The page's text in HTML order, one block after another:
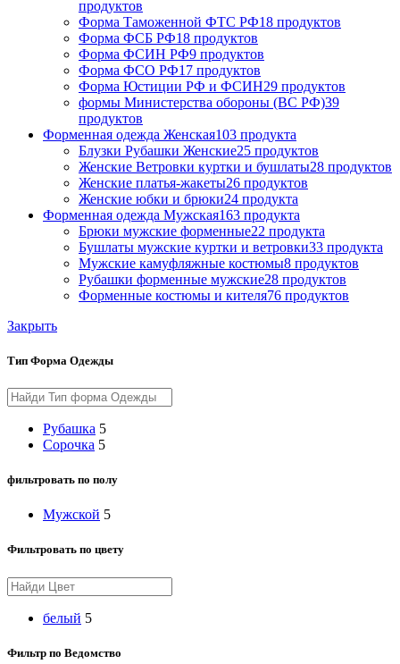
продуктов
Форма Таможенной ФТС РФ18 продуктов
Форма ФСБ РФ18 продуктов
Форма ФСИН РФ9 продуктов
Форма ФСО РФ17 продуктов
Форма Юстиции РФ и ФСИН29 продуктов
формы Министерства обороны (ВС РФ)39
продуктов
Форменная одежда Женская103 продукта
Блузки Рубашки Женские25 продуктов
Женские Ветровки куртки и бушлаты28 продуктов
Женские платья-жакеты26 продуктов
Женские юбки и брюки24 продукта
Форменная одежда Мужская163 продукта
Брюки мужские форменные22 продукта
Бушлаты мужские куртки и ветровки33 продукта
Мужские камуфляжные костюмы8 продуктов
Рубашки форменные мужские28 продуктов
Форменные костюмы и кителя76 продуктов
Закрыть
Тип Форма Одежды
Рубашка 5
Сорочка 5
фильтровать по полу
Мужской 5
Фильтровать по цвету
белый 5
Фильтр по Ведомство